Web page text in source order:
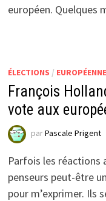
européen.
ÉLECTIONS /
François
vote aux
parPascale Prigent
Parfois les réactions
penseurs peut-être
pour m’exprimer. Ils